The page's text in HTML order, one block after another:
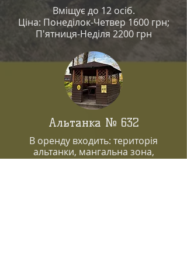
Вміщує до 12 осіб.
Ціна: Понеділок-Четвер 1600 грн;
П'ятниця-Неділя 2200 грн
Альтанка № 632
В оренду входить: територія
альтанки, мангальна зона,
гойдалка.